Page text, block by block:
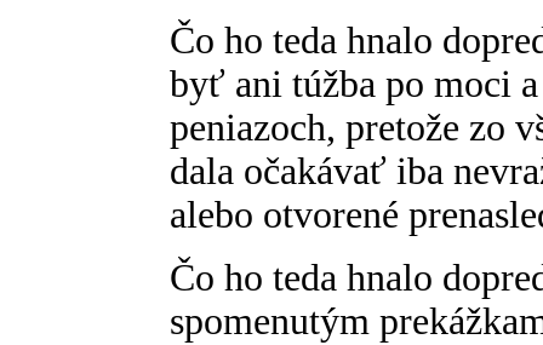
Čo ho teda hnalo
byť ani túžba po moci
peniazoch, pretože zo
dala očakávať iba
alebo otvorené
Čo ho teda hnalo
spomenutým